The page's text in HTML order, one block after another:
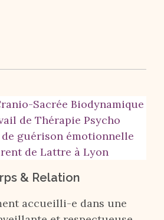
& Relation
accueilli-e dans une